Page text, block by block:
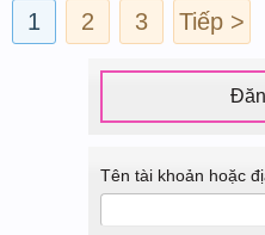
1 2 3 Tiếp >
Tên tài khoản hoặc